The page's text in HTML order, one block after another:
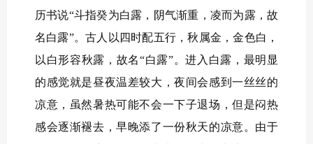
历书说“斗指癸为白露，阴气渐重，凌而为露，故
名白露”。古人以四时配五行，秋属金，金色白，
以白形容秋露，故名“白露”。进入白露，最明显
的感觉就是昼夜温差较大，夜间会感到一丝丝的
凉意，虽然暑热可能不会一下子退场，但是闷热
感会逐渐褪去，早晚添了一份秋天的凉意。由于